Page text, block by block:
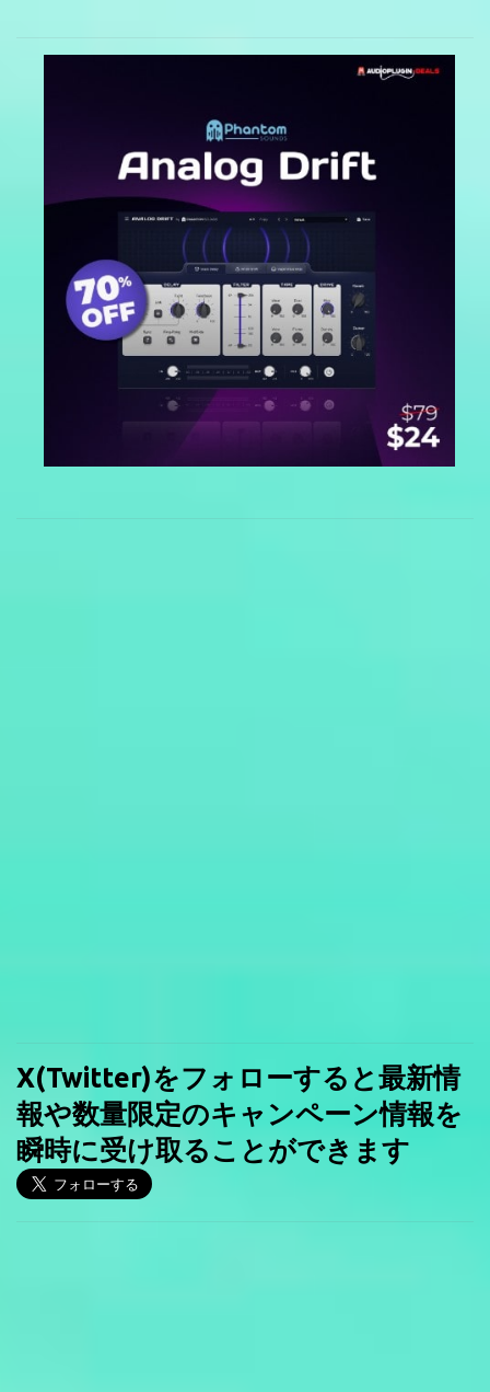
X(Twitter)をフォローすると最新情
報や数量限定のキャンペーン情報を
瞬時に受け取ることができます